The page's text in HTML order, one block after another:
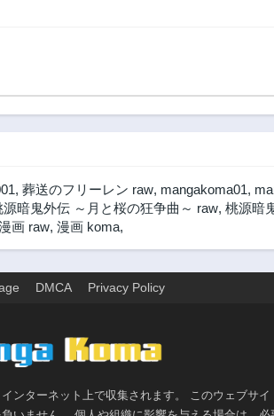
, 葬送のフリーレン raw, mangakoma01,
源暗鬼外伝 ～月と桜の狂争曲～ raw, 桃源暗
画 raw, 漫画 koma,
DMCA Privacy Policy
ンターネット上で収集されます。 このウェブサイ